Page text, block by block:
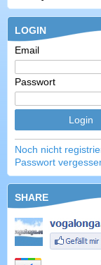
LOGIN
Email
Passwort
Noch nicht
Passwort
SHARE